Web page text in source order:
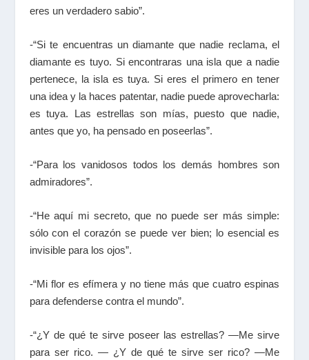
eres un verdadero sabio”.
-“Si te encuentras un diamante que nadie reclama, el
diamante es tuyo. Si encontraras una isla que a nadie
pertenece, la isla es tuya. Si eres el primero en tener
una idea y la haces patentar, nadie puede aprovecharla:
es tuya. Las estrellas son mías, puesto que nadie,
antes que yo, ha pensado en poseerlas”.
-“Para los vanidosos todos los demás hombres son
admiradores”.
-“He aquí mi secreto, que no puede ser más simple:
sólo con el corazón se puede ver bien; lo esencial es
invisible para los ojos”.
-“Mi flor es efímera y no tiene más que cuatro espinas
para defenderse contra el mundo”.
-“¿Y de qué te sirve poseer las estrellas? —Me sirve
para ser rico. — ¿Y de qué te sirve ser rico? —Me